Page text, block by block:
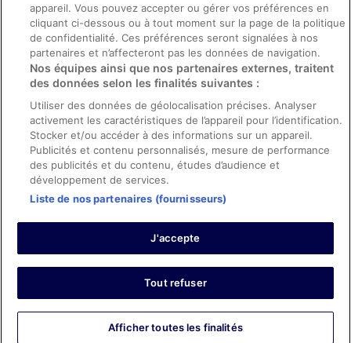
Aide
Soutien
Annuler votre réservation d’hôtel ou de propriété de vacances
Échéances de remboursement
Utiliser un coupon ebookers
Electron, CartaSi, Carte Bleue, PayPal et Eurocard.
© 2026 Expedia, Inc., une entreprise d’Expedia Group. Tous droits
réservés. ebookers et le logo ebookers sont des marques
commerciales ou des marques déposées d’Expedia, Inc.
appareil. Vous pouvez accepter ou gérer vos préférences en
cliquant ci-dessous ou à tout moment sur la page de la politique
de confidentialité. Ces préférences seront signalées à nos
partenaires et n’affecteront pas les données de navigation.
Nos équipes ainsi que nos partenaires externes, traitent
des données selon les finalités suivantes :
Utiliser des données de géolocalisation précises. Analyser
activement les caractéristiques de l’appareil pour l’identification.
Stocker et/ou accéder à des informations sur un appareil.
Publicités et contenu personnalisés, mesure de performance
des publicités et du contenu, études d’audience et
développement de services.
Liste de nos partenaires (fournisseurs)
J'accepte
Tout refuser
Afficher toutes les finalités